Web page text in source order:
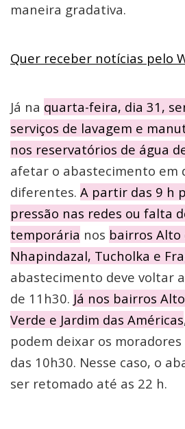
maneira gradativa.
Quer receber notícias pelo
Já na quarta-feira, dia 31,
serviços de lavagem e
nos reservatórios de água
afetar o abastecimento em
diferentes. A partir das 9 h
pressão nas redes ou falta
temporária nos bairros Alto
Nhapindazal, Tucholka e
abastecimento deve voltar
de 11h30. Já nos bairros
Verde e Jardim das Américas
podem deixar os
das 10h30. Nesse caso, o
ser retomado até as 22 h.